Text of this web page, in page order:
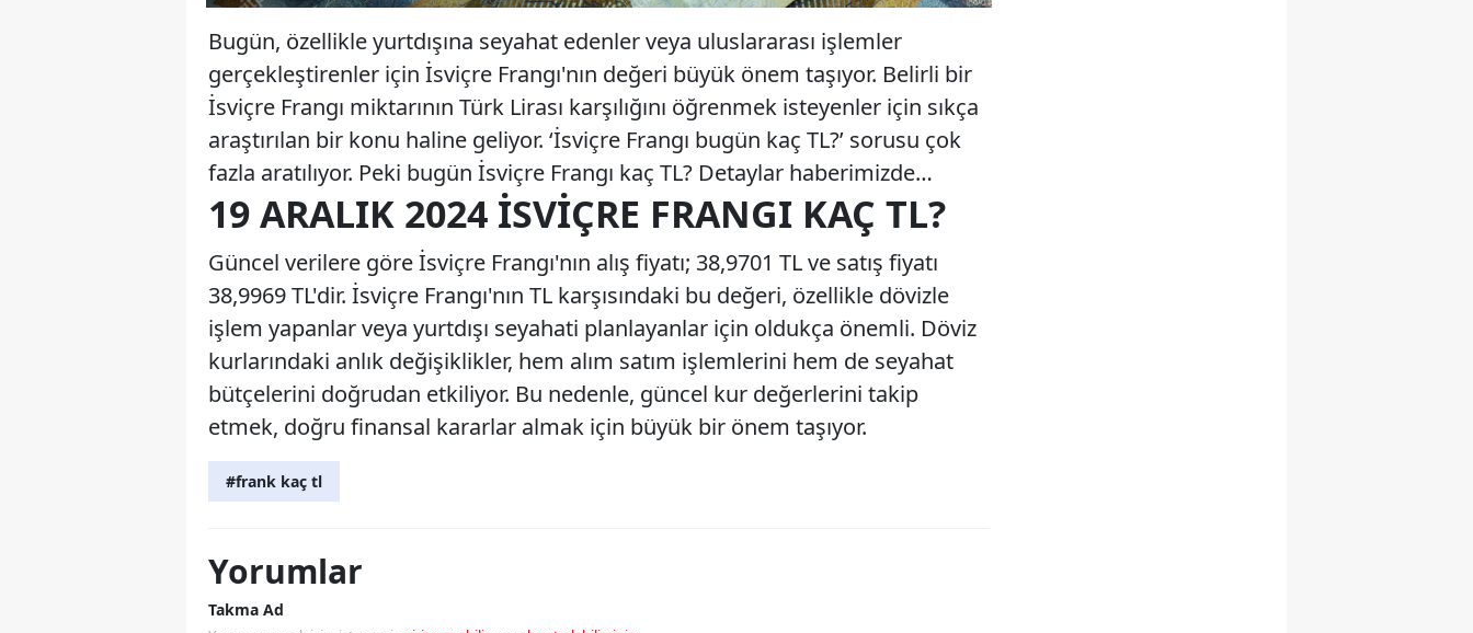
Bugün, özellikle yurtdışına seyahat edenler veya uluslararası işlemler
gerçekleştirenler için İsviçre Frangı'nın değeri büyük önem taşıyor. Belirli bir
İsviçre Frangı miktarının Türk Lirası karşılığını öğrenmek isteyenler için sıkça
araştırılan bir konu haline geliyor. ‘İsviçre Frangı bugün kaç TL?’ sorusu çok
fazla aratılıyor. Peki bugün İsviçre Frangı kaç TL? Detaylar haberimizde…
19 ARALIK 2024 İSVIÇRE FRANGI KAÇ TL?
Güncel verilere göre İsviçre Frangı'nın alış fiyatı; 38,9701 TL ve satış fiyatı
38,9969 TL'dir. İsviçre Frangı'nın TL karşısındaki bu değeri, özellikle dövizle
işlem yapanlar veya yurtdışı seyahati planlayanlar için oldukça önemli. Döviz
kurlarındaki anlık değişiklikler, hem alım satım işlemlerini hem de seyahat
bütçelerini doğrudan etkiliyor. Bu nedenle, güncel kur değerlerini takip
etmek, doğru finansal kararlar almak için büyük bir önem taşıyor.
#frank kaç tl
Yorumlar
Takma Ad